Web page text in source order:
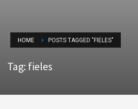
HOME POSTS TAGGED "FIELES"
Tag: fieles